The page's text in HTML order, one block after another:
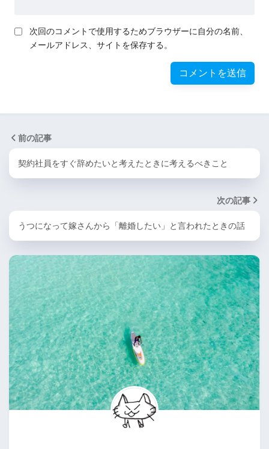
次回のコメントで使用するためブラウザーに自分の名前、
メールアドレス、サイトを保存する。
前の記事
契約社員をすぐ辞めたいと考えたときに考えるべきこと
次の記事
うつになって嫁さんから「離婚したい」と言われたときの話